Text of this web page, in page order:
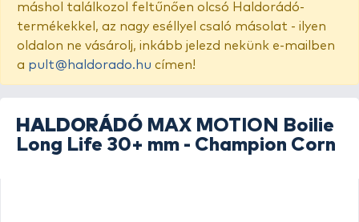
máshol találkozol feltűnően olcsó Haldorádó-
termékekkel, az nagy eséllyel csaló másolat - ilyen
oldalon ne vásárolj, inkább jelezd nekünk e-mailben
a pult@haldorado.hu címen!
HALDORÁDÓ MAX MOTION Boilie
Long Life 30+ mm - Champion Corn